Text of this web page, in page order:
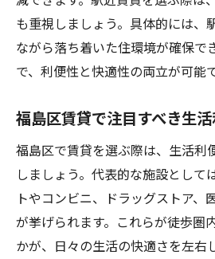
も重視しましょう。具体的には、
ながら落ち着いた住環境が確保で
で、利便性と快適性の両立が可能で
福島区賃貸で注目すべき生
福島区で賃貸を選ぶ際は、生活利
しましょう。代表的な施設として
トやコンビニ、ドラッグストア、
が挙げられます。これらが徒歩圏
かが、日々の生活の快適さを左右